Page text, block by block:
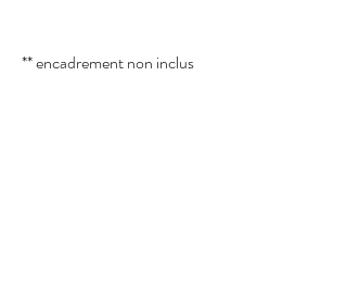
** encadrement non inclus